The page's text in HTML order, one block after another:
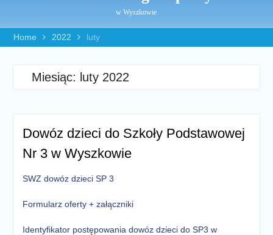
w Wyszkowie
Home 2022 luty
Miesiąc: luty 2022
Dowóz dzieci do Szkoły Podstawowej
Nr 3 w Wyszkowie
SWZ dowóz dzieci SP 3
Formularz oferty + załączniki
Identyfikator postępowania dowóz dzieci do SP3 w